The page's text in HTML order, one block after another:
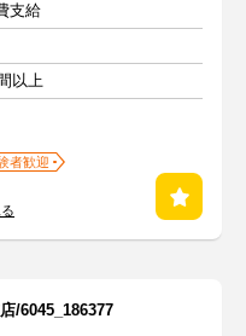
支給
以上
者歓迎
/6045_186377